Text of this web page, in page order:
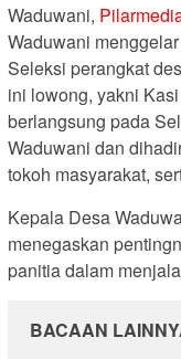
Waduwani,
Waduwani
Seleksi perangkat
ini lowong, yakni
berlangsung pada
Waduwani dan
tokoh masyarakat,
Kepala Desa
menegaskan
panitia dalam
BACAAN